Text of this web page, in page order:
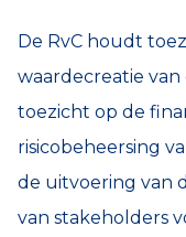
De RvC houdt
waardecreatie
toezicht op de
risicobeheersing
de uitvoering van
van stakeholders